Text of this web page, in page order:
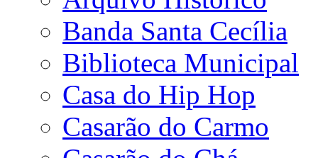
Banda Santa Cecília
Biblioteca Municipal
Casa do Hip Hop
Casarão do Carmo